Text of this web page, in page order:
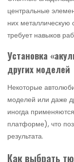
центральные
них металлическую
требует навыков
Установка
других моделей
Некоторые
моделей или даже
иногда
платформе), что
результата.
Как выбрать